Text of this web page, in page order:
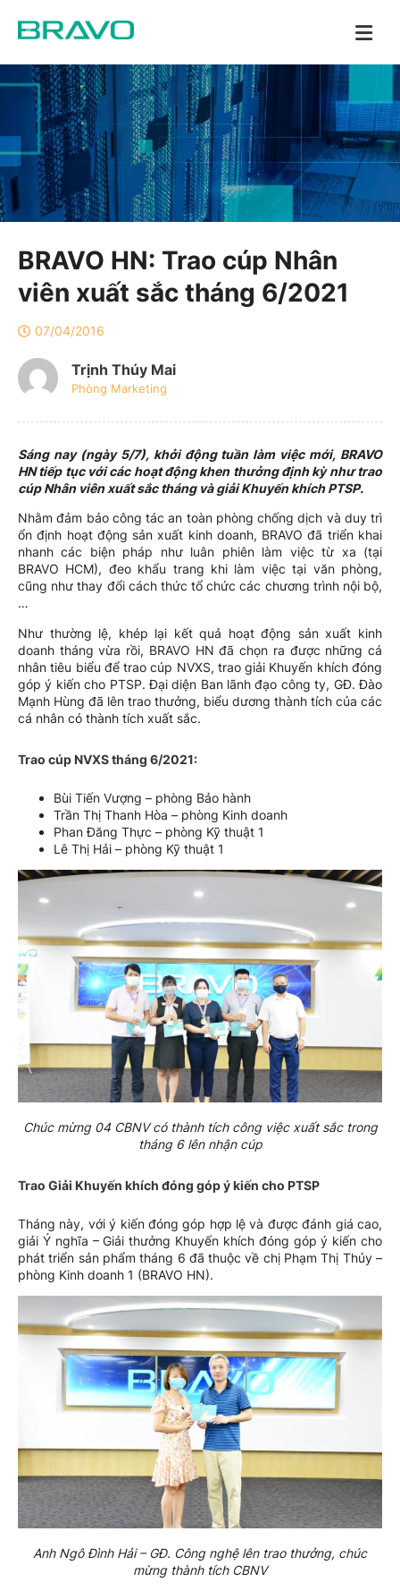
BRAVO HN: Trao cúp Nhân
viên xuất sắc tháng 6/2021
07/04/2016
Trịnh Thúy Mai
Phòng Marketing
Sáng nay (ngày 5/7), khởi động tuần làm việc mới, BRAVO
HN tiếp tục với các hoạt động khen thưởng định kỳ như trao
cúp Nhân viên xuất sắc tháng và giải Khuyến khích PTSP.
Nhằm đảm bảo công tác an toàn phòng chống dịch và duy trì
ổn định hoạt động sản xuất kinh doanh, BRAVO đã triển khai
nhanh các biện pháp như luân phiên làm việc từ xa (tại
BRAVO HCM), đeo khẩu trang khi làm việc tại văn phòng,
cũng như thay đổi cách thức tổ chức các chương trình nội bộ,
…
Như thường lệ, khép lại kết quả hoạt động sản xuất kinh
doanh tháng vừa rồi, BRAVO HN đã chọn ra được những cá
nhân tiêu biểu để trao cúp NVXS, trao giải Khuyến khích đóng
góp ý kiến cho PTSP. Đại diện Ban lãnh đạo công ty, GĐ. Đào
Mạnh Hùng đã lên trao thưởng, biểu dương thành tích của các
cá nhân có thành tích xuất sắc.
Trao cúp NVXS tháng 6/2021:
Bùi Tiến Vượng – phòng Bảo hành
Trần Thị Thanh Hòa – phòng Kinh doanh
Phan Đăng Thực – phòng Kỹ thuật 1
Lê Thị Hải – phòng Kỹ thuật 1
Chúc mừng 04 CBNV có thành tích công việc xuất sắc trong
tháng 6 lên nhận cúp
Trao Giải Khuyến khích đóng góp ý kiến cho PTSP
Tháng này, với ý kiến đóng góp hợp lệ và được đánh giá cao,
giải Ý nghĩa – Giải thưởng Khuyến khích đóng góp ý kiến cho
phát triển sản phẩm tháng 6 đã thuộc về chị Phạm Thị Thủy –
phòng Kinh doanh 1 (BRAVO HN).
Anh Ngô Đình Hải – GĐ. Công nghệ lên trao thưởng, chúc
mừng thành tích CBNV